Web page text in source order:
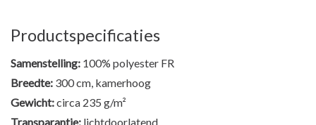
Productspecificaties
Samenstelling: 100% polyester FR
Breedte: 300 cm, kamerhoog
Gewicht:circa 235 g/m²
Transparantie: lichtdoorlatend